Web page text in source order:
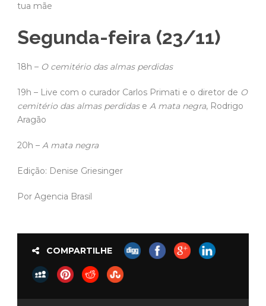
tua mãe
Segunda-feira (23/11)
18h – O cemitério das almas perdidas
19h – Live com o curador Carlos Primati e o diretor de O
cemitério das almas perdidase A mata negra, Rodrigo
Aragão
20h – A mata negra
Edição: Denise Griesinger
Por Agencia Brasil
COMPARTILHE